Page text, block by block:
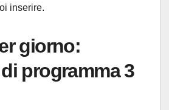
inserire.
giorno:
programma 3